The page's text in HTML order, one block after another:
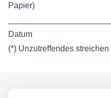
Papier)
Datum
(*) Unzutreffendes streichen